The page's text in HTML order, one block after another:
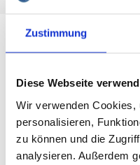
Zustimmung
Diese Webseite
Wir verwenden Cookies,
personalisieren,
zu können und die
analysieren. Außerdem